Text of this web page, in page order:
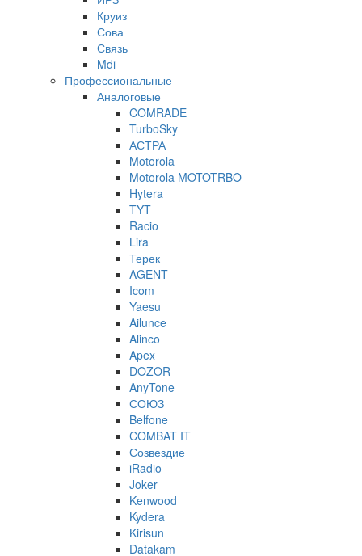
Круиз
Сова
Связь
Mdi
Профессиональные
Аналоговые
COMRADE
TurboSky
АСТРА
Motorola
Motorola MOTOTRBO
Hytera
TYT
Racio
Lira
Терек
AGENT
Icom
Yaesu
Ailunce
Alinco
Apex
DOZOR
AnyTone
СОЮЗ
Belfone
COMBAT IT
Созвездие
iRadio
Joker
Kenwood
Kydera
Kirisun
Datakam